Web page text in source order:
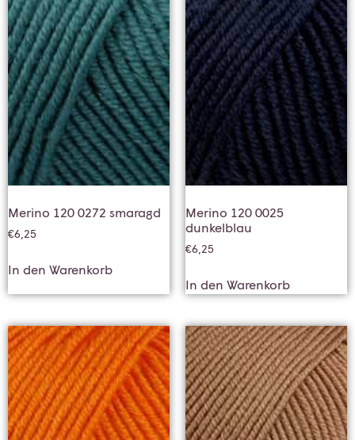
Merino 120 0272 smaragd
€6,25
In den Warenkorb
Merino 120 0025
dunkelblau
€6,25
In den Warenkorb